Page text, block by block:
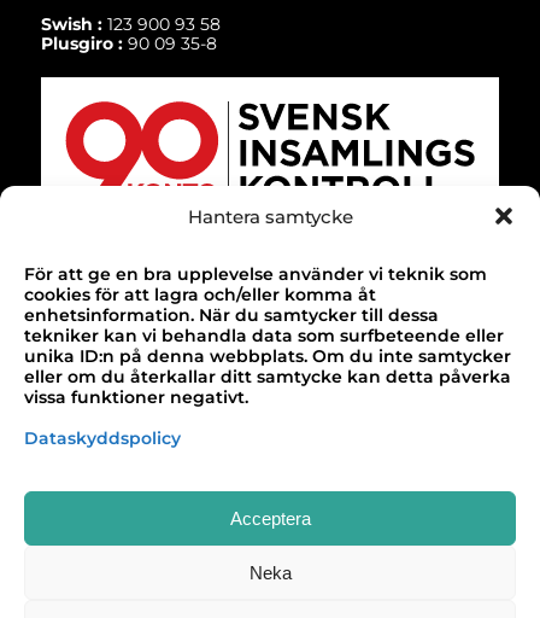
Hantera samtycke
För att ge en bra upplevelse använder vi teknik som
cookies för att lagra och/eller komma åt
enhetsinformation. När du samtycker till dessa
tekniker kan vi behandla data som surfbeteende eller
unika ID:n på denna webbplats. Om du inte samtycker
eller om du återkallar ditt samtycke kan detta påverka
vissa funktioner negativt.
Dataskyddspolicy
Acceptera
Neka
Swish :123 900 93 58
Plusgiro :90 09 35-8
TACK!
Till alla våra bidragsgivare som gör vårt
arbete möjligt!
Design & webbutveckling av